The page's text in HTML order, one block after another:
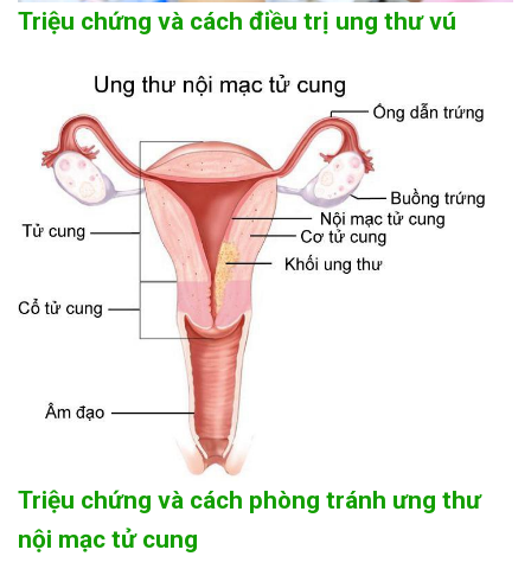
Triệu chứng và cách điều trị ung thư vú
Triệu chứng và cách phòng tránh ưng thư
nội mạc tử cung